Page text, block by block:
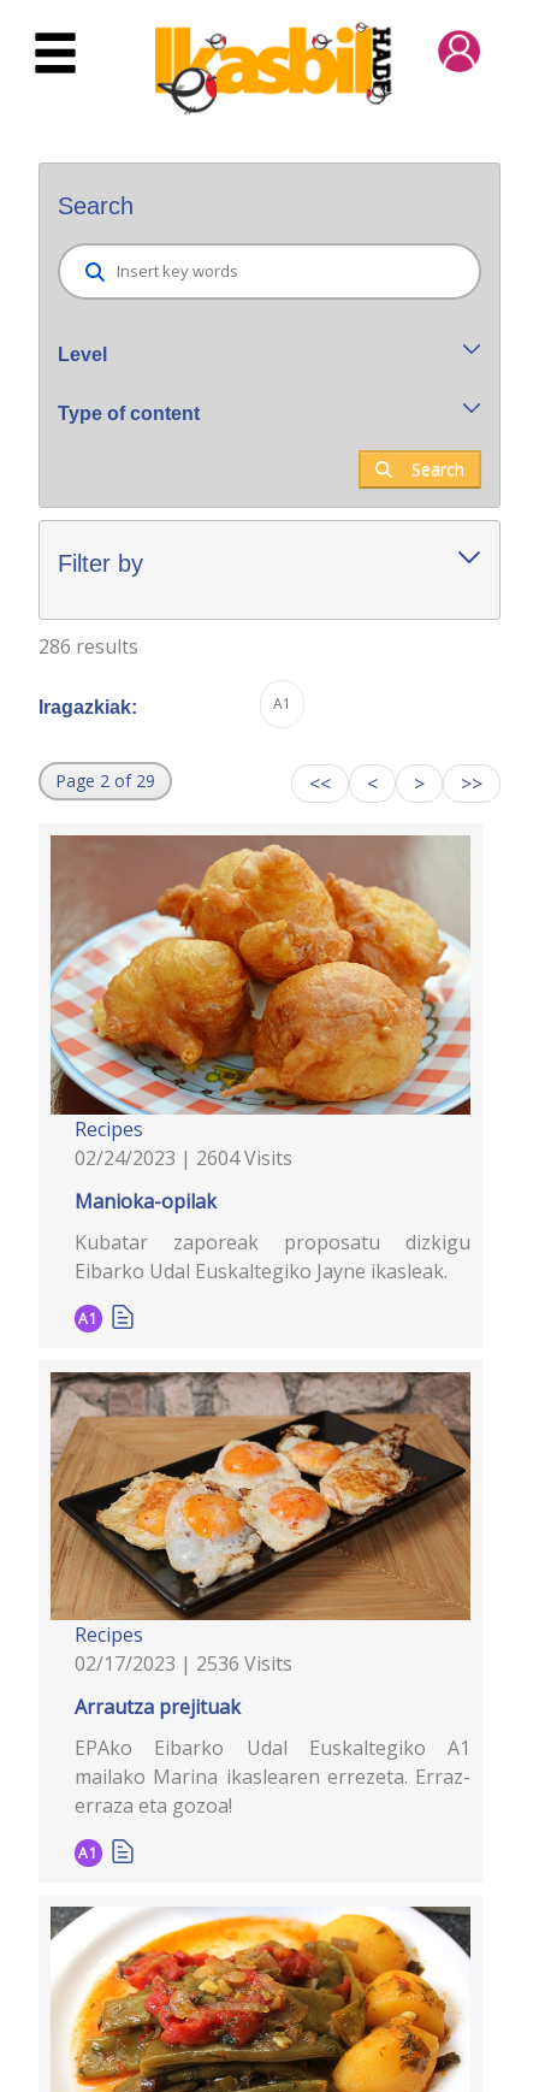
Skip to Main Content
Search
Level
Type of content
Search
Filter by
286 results
Iragazkiak: A1
Page 2 of 29 << < > >>
Recipes
02/24/2023 | 2604 Visits
Manioka-opilak
Kubatar zaporeak proposatu dizkigu
Eibarko Udal Euskaltegiko Jayne ikasleak.
A1
Recipes
02/17/2023 | 2536 Visits
Arrautza prejituak
EPAko Eibarko Udal Euskaltegiko A1
mailako Marina ikaslearen errezeta. Erraz-
erraza eta gozoa!
A1